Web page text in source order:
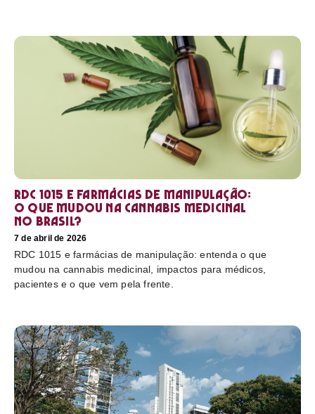
RDC 1015 e farmácias de manipulação:
o que mudou na cannabis medicinal
no Brasil?
7 de abril de 2026
RDC 1015 e farmácias de manipulação: entenda o que
mudou na cannabis medicinal, impactos para médicos,
pacientes e o que vem pela frente.